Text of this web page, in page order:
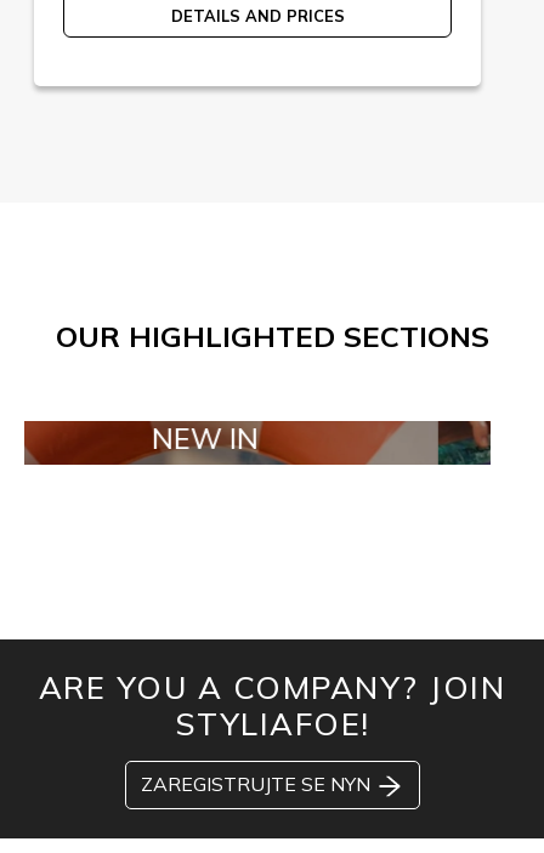
DETAILS AND PRICES
OUR HIGHLIGHTED SECTIONS
NEW IN TAILOR
ARE YOU A COMPANY? JOIN
STYLIAFOE!
ZAREGISTRUJTE SE NYN